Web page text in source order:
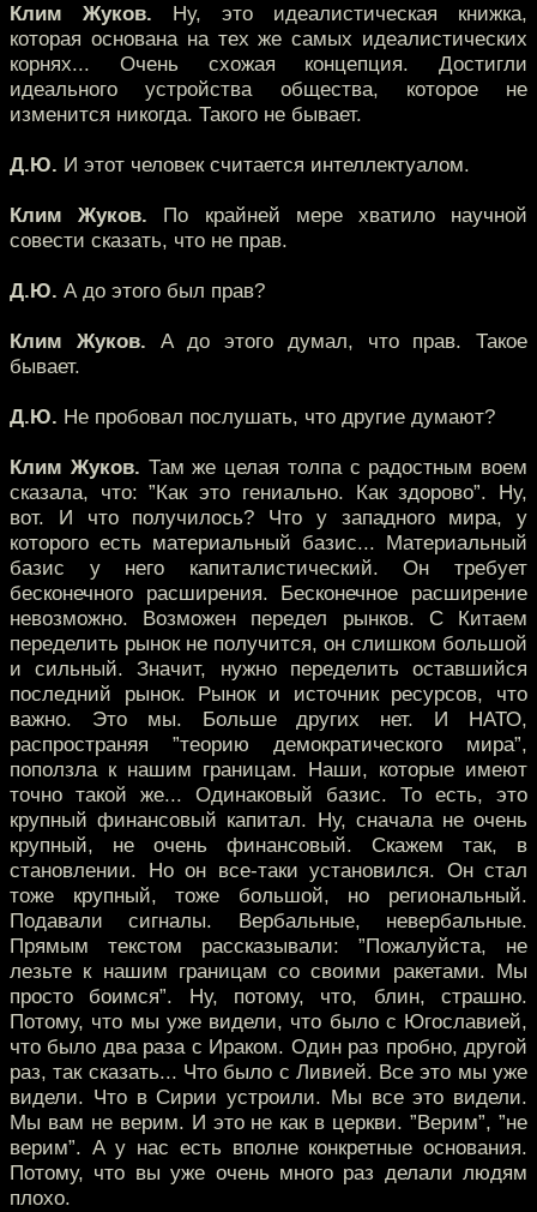
Клим Жуков. Ну, это идеалистическая книжка,
которая основана на тех же самых идеалистических
корнях... Очень схожая концепция. Достигли
идеального устройства общества, которое не
изменится никогда. Такого не бывает.
Д.Ю. И этот человек считается интеллектуалом.
Клим Жуков. По крайней мере хватило научной
совести сказать, что не прав.
Д.Ю. А до этого был прав?
Клим Жуков. А до этого думал, что прав. Такое
бывает.
Д.Ю. Не пробовал послушать, что другие думают?
Клим Жуков. Там же целая толпа с радостным воем
сказала, что: ”Как это гениально. Как здорово”. Ну,
вот. И что получилось? Что у западного мира, у
которого есть материальный базис... Материальный
базис у него капиталистический. Он требует
бесконечного расширения. Бесконечное расширение
невозможно. Возможен передел рынков. С Китаем
переделить рынок не получится, он слишком большой
и сильный. Значит, нужно переделить оставшийся
последний рынок. Рынок и источник ресурсов, что
важно. Это мы. Больше других нет. И НАТО,
распространяя ”теорию демократического мира”,
поползла к нашим границам. Наши, которые имеют
точно такой же... Одинаковый базис. То есть, это
крупный финансовый капитал. Ну, сначала не очень
крупный, не очень финансовый. Скажем так, в
становлении. Но он все-таки установился. Он стал
тоже крупный, тоже большой, но региональный.
Подавали сигналы. Вербальные, невербальные.
Прямым текстом рассказывали: ”Пожалуйста, не
лезьте к нашим границам со своими ракетами. Мы
просто боимся”. Ну, потому, что, блин, страшно.
Потому, что мы уже видели, что было с Югославией,
что было два раза с Ираком. Один раз пробно, другой
раз, так сказать... Что было с Ливией. Все это мы уже
видели. Что в Сирии устроили. Мы все это видели.
Мы вам не верим. И это не как в церкви. ”Верим”, ”не
верим”. А у нас есть вполне конкретные основания.
Потому, что вы уже очень много раз делали людям
плохо.